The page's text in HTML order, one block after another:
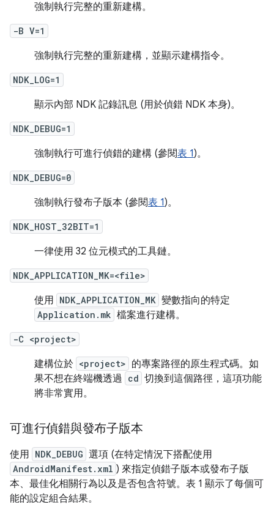
強制執行完整的重新建構。
-B V=1
強制執行完整的重新建構，並顯示建構指令。
NDK_LOG=1
顯示內部 NDK 記錄訊息 (用於偵錯 NDK 本身)。
NDK_DEBUG=1
強制執行可進行偵錯的建構 (參閱表 1)。
NDK_DEBUG=0
強制執行發布子版本 (參閱表 1)。
NDK_HOST_32BIT=1
一律使用 32 位元模式的工具鏈。
NDK_APPLICATION_MK=<file>
使用 NDK_APPLICATION_MK 變數指向的特定
Application.mk 檔案進行建構。
-C <project>
建構位於 <project> 的專案路徑的原生程式碼。如
果不想在終端機透過 cd 切換到這個路徑，這項功能
將非常實用。
可進行偵錯與發布子版本
使用 NDK_DEBUG 選項 (在特定情況下搭配使用
AndroidManifest.xml ) 來指定偵錯子版本或發布子版
本、最佳化相關行為以及是否包含符號。表 1 顯示了每個可
能的設定組合結果。